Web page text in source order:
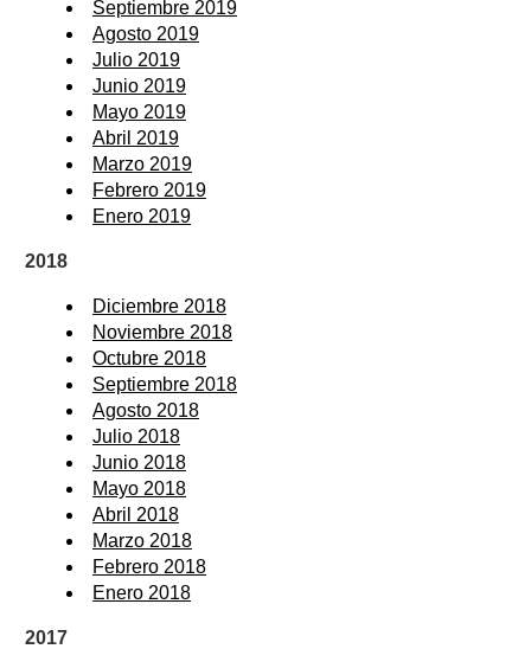
Septiembre 2019
Agosto 2019
Julio 2019
Junio 2019
Mayo 2019
Abril 2019
Marzo 2019
Febrero 2019
Enero 2019
2018
Diciembre 2018
Noviembre 2018
Octubre 2018
Septiembre 2018
Agosto 2018
Julio 2018
Junio 2018
Mayo 2018
Abril 2018
Marzo 2018
Febrero 2018
Enero 2018
2017